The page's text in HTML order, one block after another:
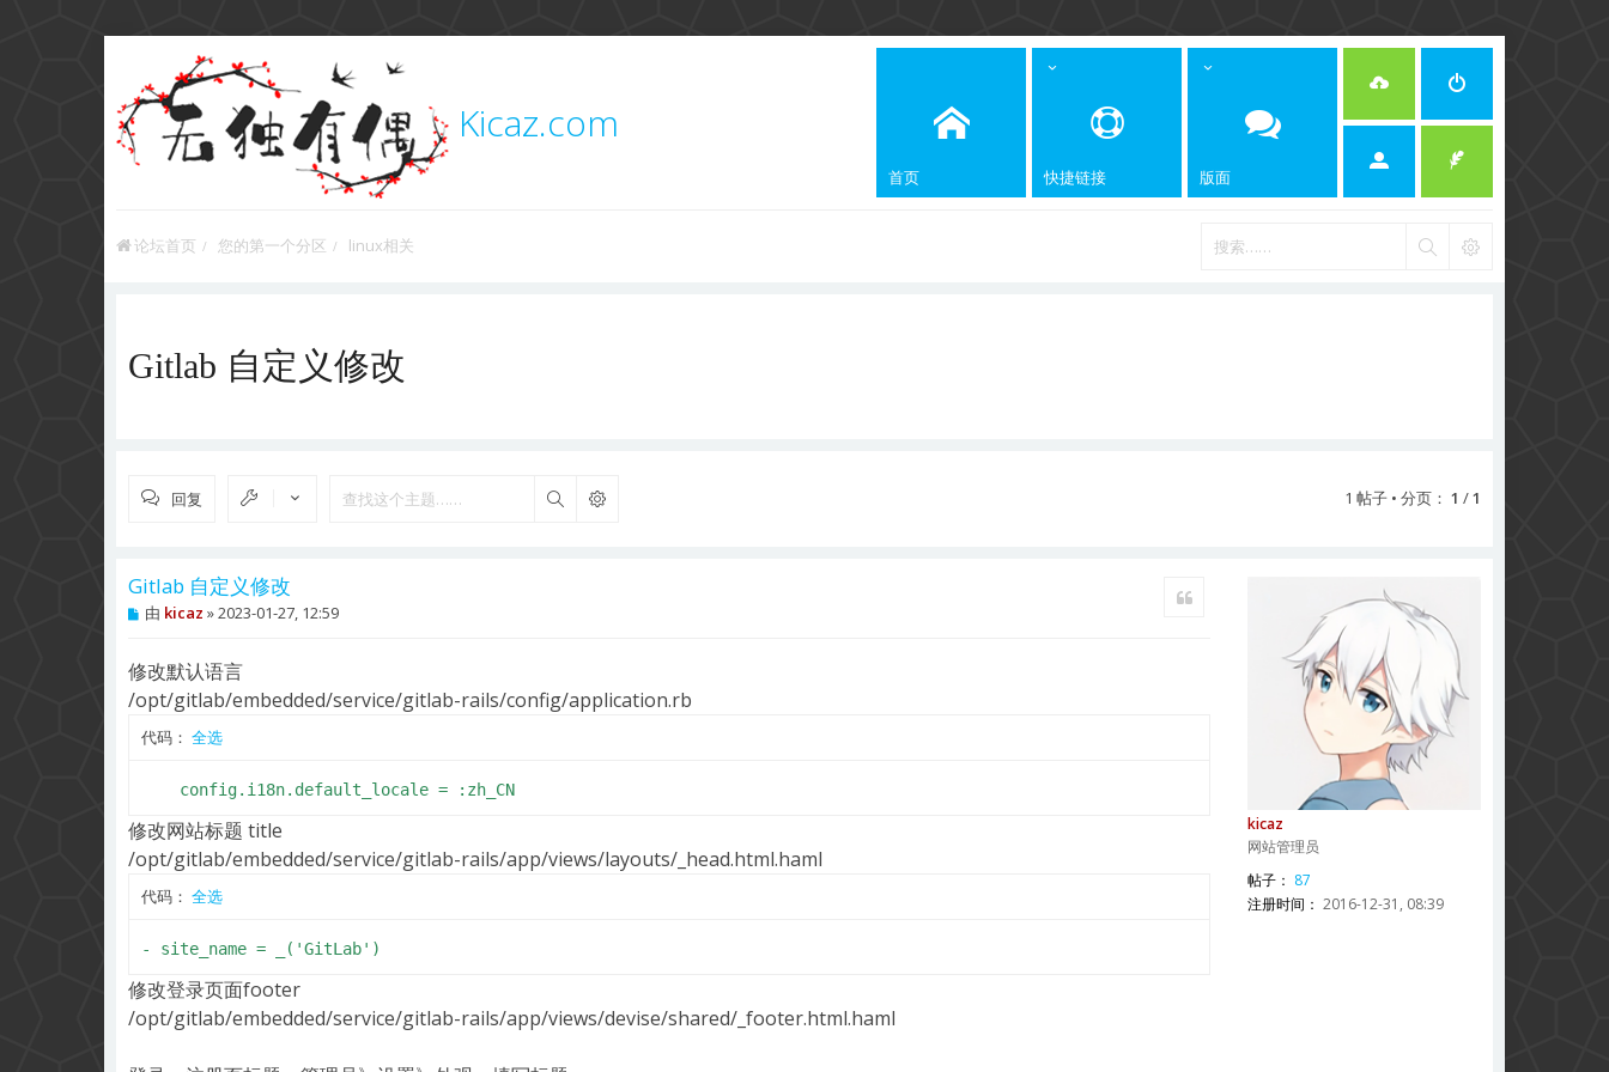
Kicaz.com
首页 快捷链接 版面
论坛首页 您的第一个分区 linux相关
Gitlab 自定义修改
回复 搜索 1 帖子 • 分页： 1 /1
kicaz
网站管理员
帖子： 87
注册时间： 2016-12-31, 08:39
Gitlab 自定义修改
帖
由 kicaz »2023-01-27, 12:59
修改默认语言
/opt/gitlab/embedded/service/gitlab-rails/config/application.rb
代码： 全选
    config.i18n.default_locale = :zh_CN
修改网站标题 title
/opt/gitlab/embedded/service/gitlab-rails/app/views/layouts/_head.html.haml
代码： 全选
- site_name = _('GitLab')
修改登录页面footer
/opt/gitlab/embedded/service/gitlab-rails/app/views/devise/shared/_footer.html.haml